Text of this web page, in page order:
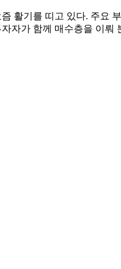
활기를 띠고 있다. 주요
자가 함께 매수층을 이뤄